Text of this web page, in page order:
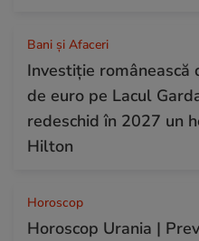
Bani și Afaceri
Investiție
de euro pe Lacul
redeschid în 2027 un
Hilton
Horoscop
Horoscop Urania |